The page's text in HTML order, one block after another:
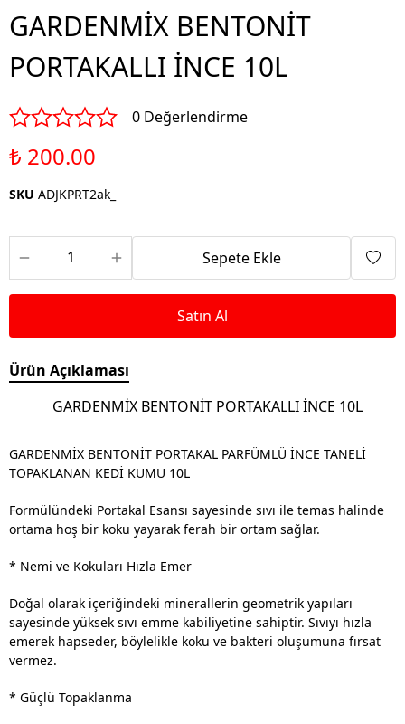
GARDENMİX BENTONİT
PORTAKALLI İNCE 10L
0 Değerlendirme
₺ 200.00
SKU ADJKPRT2ak_
Sepete Ekle
Satın Al
Ürün Açıklaması
GARDENMİX BENTONİT PORTAKALLI İNCE 10L
GARDENMİX BENTONİT PORTAKAL PARFÜMLÜ İNCE TANELİ
TOPAKLANAN KEDİ KUMU 10L
Formülündeki Portakal Esansı sayesinde sıvı ile temas halinde
ortama hoş bir koku yayarak ferah bir ortam sağlar.
* Nemi ve Kokuları Hızla Emer
Doğal olarak içeriğindeki minerallerin geometrik yapıları
sayesinde yüksek sıvı emme kabiliyetine sahiptir. Sıvıyı hızla
emerek hapseder, böylelikle koku ve bakteri oluşumuna fırsat
vermez.
* Güçlü Topaklanma